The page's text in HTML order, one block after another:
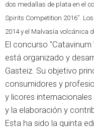
dos medallas de plata en el
Spirits Competition 2016”.
2014 y el Malvasía volcánica
El concurso
está organizado y
Gasteiz. Su objetivo
consumidores y
y licores
y la elaboración y
Esta ha sido la quinta